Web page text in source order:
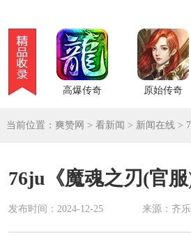
高爆传奇 原始传奇
当前位置： 爽赞网 > 看新闻 > 新闻在线 >
76ju《魔魂之刃(官
发布时间： 2024-12-25 来源：齐